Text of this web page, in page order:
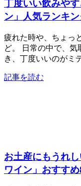
丁度いい飲みや
ン」人気ランキ
疲れた時や、ちょっ
ど。 日常の中で、気
き、丁度いいのがミ
記事を読む
お土産にもうれ
ワイン」おすす